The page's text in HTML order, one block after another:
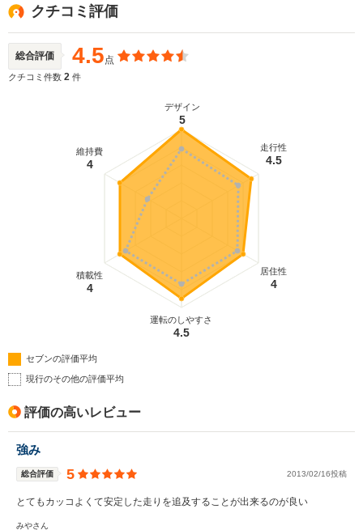
クチコミ評価
総合評価 4.5点
クチコミ件数 2 件
デザイン
5
走行性
4.5
居住性
4
運転のしやすさ
4.5
積載性
4
維持費
4
セブンの評価平均
現行のその他の評価平均
評価の高いレビュー
強み
総合評価 5 2013/02/16投稿
とてもカッコよくて安定した走りを追及することが出来るのが良い
みやさん